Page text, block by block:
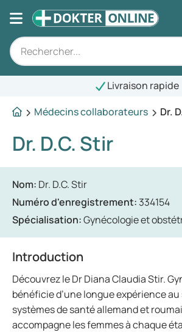
Livraison rapide
Médecins collaborateurs
Dr.
Dr. D.C. Stir
Nom: Dr. D.C. Stir
Numéro d'enregistrement: 334154
Spécialisation:Gynécologie et
Introduction
Découvrez le Dr Diana Claudia Stir.
bénéficie d’une longue expérience au
systèmes de santé allemand et
accompagne les femmes à chaque